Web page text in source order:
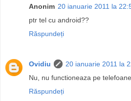
Anonim 20 ianuarie 2011 la
ptr tel cu android??
Răspundeți
Ovidiu
20 ianuarie 2011 la
Nu, nu functioneaza pe
Răspundeți